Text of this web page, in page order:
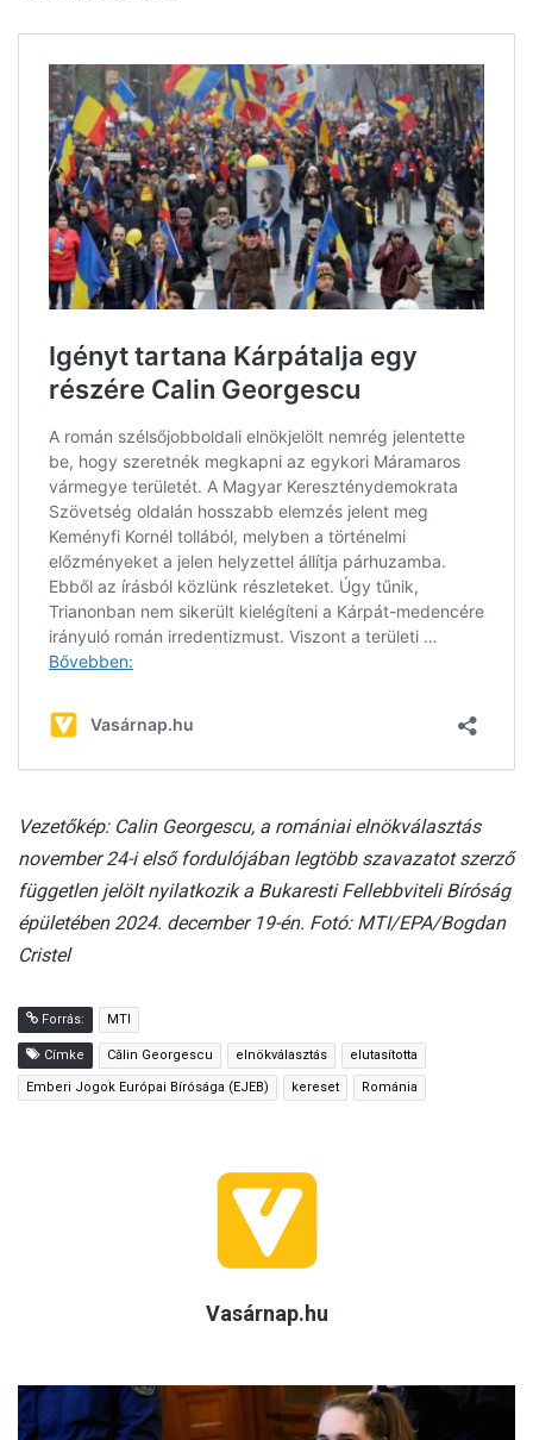
Vezetőkép: Calin Georgescu, a romániai elnökválasztás
november 24-i első fordulójában legtöbb szavazatot szerző
független jelölt nyilatkozik a Bukaresti Fellebbviteli Bíróság
épületében 2024. december 19-én. Fotó: MTI/EPA/Bogdan
Cristel
Forrás: MTI
Címke Călin Georgescu elnökválasztás elutasította
Emberi Jogok Európai Bírósága (EJEB) kereset Románia
Vasárnap.hu